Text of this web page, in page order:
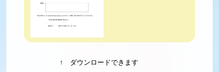
↑ ダウンロードできます